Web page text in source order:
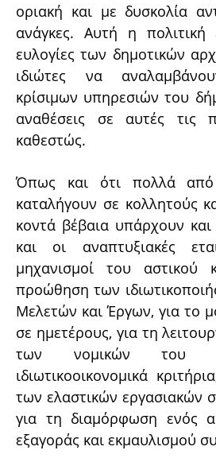
οριακή και με δυσκολία
ανάγκες. Αυτή η πολιτική
ευλογίες των δημοτικών
ιδιώτες να
κρίσιμων υπηρεσιών του
αναθέσεις σε αυτές τις
καθεστώς.
Όπως και ότι πολλά
καταλήγουν σε κολλητούς
κοντά βέβαια υπάρχουν
και οι αναπτυξιακές
μηχανισμοί του αστικού
προώθηση των
Μελετών και Έργων, για το
σε ημετέρους, για τη
των νομικών του
ιδιωτικοοικονομικά
των ελαστικών εργασιακών
για τη διαμόρφωση ενός
εξαγοράς και εκμαυλισμού